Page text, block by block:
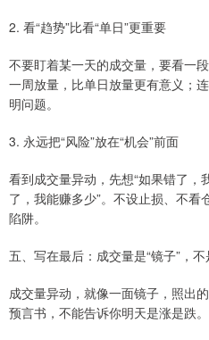
2. 看“趋势”比看“单日”更重要
不要盯着某一天的成交量，要看一
一周放量，比单日放量更有意义；
明问题。
3. 永远把“风险”放在“机会”前面
看到成交量异动，先想“如果错了，
了，我能赚多少”。不设止损、不
陷阱。
五、写在最后：成交量是“镜子”，不
成交量异动，就像一面镜子，照出
预言书，不能告诉你明天是涨是跌。